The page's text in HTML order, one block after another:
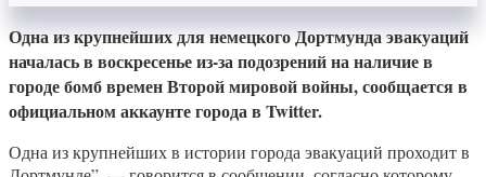
Одна из крупнейших для немецкого Дортмунда эвакуаций
началась в воскресенье из-за подозрений на наличие в
городе бомб времен Второй мировой войны, сообщается в
официальном аккаунте города в Twitter.
Одна из крупнейших в истории города эвакуаций проходит в